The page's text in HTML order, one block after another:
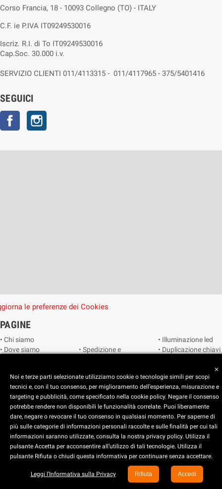
Corso Francia, 18 - 10093 Collegno (TO) - ITALY
C.F. ie P.IVA IT09249530016
Iscriz. R.I. di To IT09249530016
Cap.Soc. 30.000 i.v.
SERVIZIO CLIENTI 011/4113315 - 011/4117965 - 375/5401416
SEGUICI
Facebook
le preferenze dei Cookies
PAGINE
• Chi siamo
• Dove siamo
• Reimposta le
preferenze dei
cookie
• Spedizione e
vendita
• Catalogo
• Illuminazione led
• Duplicazione chiavi
telecomandi
• Smart home
• Video sorveglianza
Copyright © 2025 CEART | Negozio di elettronica Torino
C.E.A.R.T. Elettronica
4.5starstarstarstar star_half
Basato su914recensioni
close
Noi e terze parti selezionate utilizziamo cookie o tecnologie simili per scopi
tecnici e, con il tuo consenso, per miglioramento dell’esperienza, misurazione e
targeting e pubblicità, come specificato nella cookie policy. Negare il consenso
potrebbe rendere non disponibili le funzionalità correlate. Puoi liberamente
dare, negare o revocare il tuo consenso in qualsiasi momento. Per saperne di
più sulle categorie di informazioni personali raccolte e sulle finalità per cui tali
informazioni saranno utilizzate, consulta la nostra privacy policy. Utilizza il
pulsante Accetta per acconsentire all’utilizzo di tali tecnologie. Utilizza il
pulsante Rifiuta o chiudi questa informativa per continuare senza accettare.
Leggi l’Informativa sulla Privacy Rifiuta Accedi